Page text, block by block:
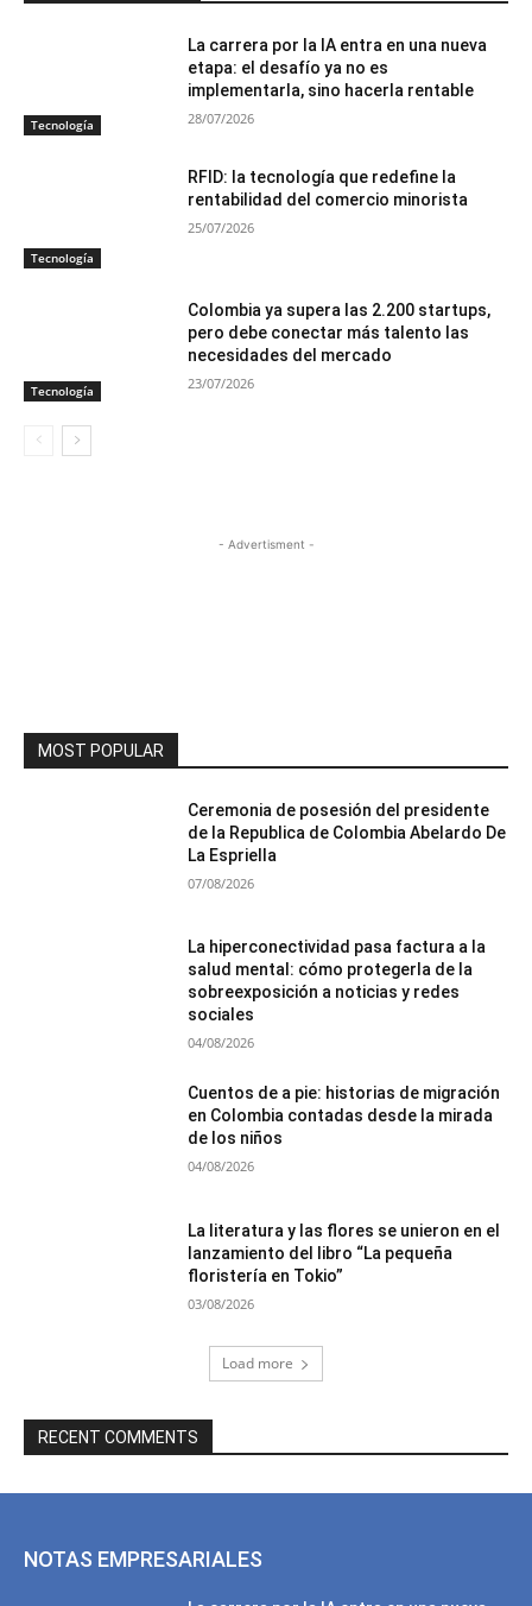
Tecnología
La carrera por la IA entra en una nueva
etapa: el desafío ya no es
implementarla, sino hacerla rentable
28/07/2026
Tecnología
RFID: la tecnología que redefine la
rentabilidad del comercio minorista
25/07/2026
Tecnología
Colombia ya supera las 2.200 startups,
pero debe conectar más talento las
necesidades del mercado
23/07/2026
- Advertisment -
MOST POPULAR
Ceremonia de posesión del presidente
de la Republica de Colombia Abelardo De
La Espriella
07/08/2026
La hiperconectividad pasa factura a la
salud mental: cómo protegerla de la
sobreexposición a noticias y redes
sociales
04/08/2026
Cuentos de a pie: historias de migración
en Colombia contadas desde la mirada
de los niños
04/08/2026
La literatura y las flores se unieron en el
lanzamiento del libro “La pequeña
floristería en Tokio”
03/08/2026
Load more
RECENT COMMENTS
NOTAS EMPRESARIALES